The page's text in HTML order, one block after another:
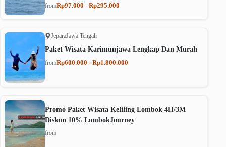
fromRp97.000 - Rp295.000
JeparaJawa Tengah
Paket Wisata Karimunjawa Lengkap Dan Murah
fromRp600.000 - Rp1.800.000
Promo Paket Wisata Keliling Lombok 4H/3M
Diskon 10% LombokJourney
from